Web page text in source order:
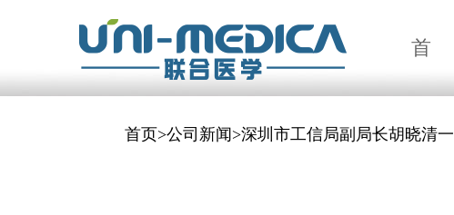
首
首页>公司新闻 >深圳市工信局副局长胡晓清